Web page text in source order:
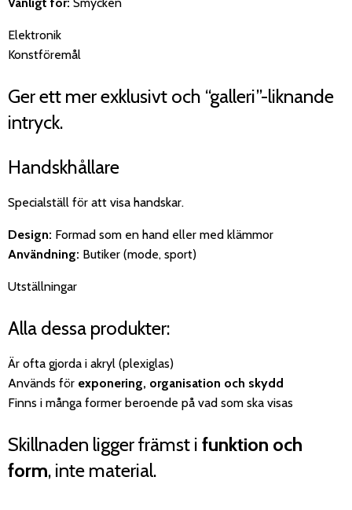
Elektronik
Konstföremål
Ger ett mer exklusivt och “galleri”-liknande
intryck.
Handskhållare
Specialställ för att visa handskar.
Design: Formad som en hand eller med klämmor
Användning: Butiker (mode, sport)
Utställningar
Alla dessa produkter:
Är ofta gjorda i akryl (plexiglas)
Används för exponering, organisation och skydd
Finns i många former beroende på vad som ska visas
Skillnaden ligger främst i funktion och
form, inte material.